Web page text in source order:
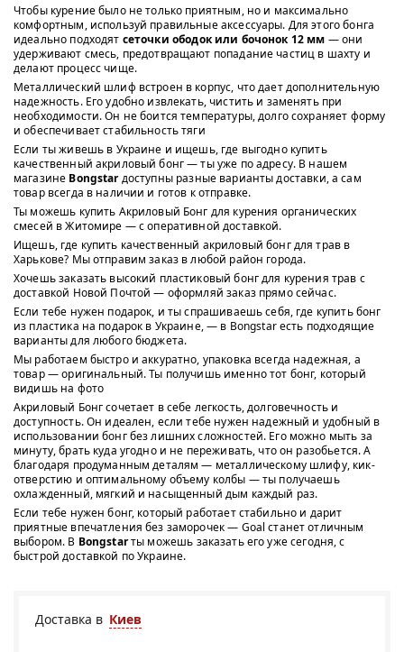
Чтобы курение было не только приятным, но и максимально
комфортным, используй правильные аксессуары. Для этого бонга
идеально подходят сеточки ободок или бочонок 12 мм — они
удерживают смесь, предотвращают попадание частиц в шахту и
делают процесс чище.
Металлический шлиф встроен в корпус, что дает дополнительную
надежность. Его удобно извлекать, чистить и заменять при
необходимости. Он не боится температуры, долго сохраняет форму
и обеспечивает стабильность тяги
Если ты живешь в Украине и ищешь, где выгодно купить
качественный акриловый бонг — ты уже по адресу. В нашем
магазине Bongstarдоступны разные варианты доставки, а сам
товар всегда в наличии и готов к отправке.
Ты можешь купить Акриловый Бонг для курения органических
смесей в Житомире — с оперативной доставкой.
Ищешь, где купить качественный акриловый бонг для трав в
Харькове? Мы отправим заказ в любой район города.
Хочешь заказать высокий пластиковый бонг для курения трав с
доставкой Новой Почтой — оформляй заказ прямо сейчас.
Если тебе нужен подарок, и ты спрашиваешь себя, где купить бонг
из пластика на подарок в Украине, — в Bongstar есть подходящие
варианты для любого бюджета.
Мы работаем быстро и аккуратно, упаковка всегда надежная, а
товар — оригинальный. Ты получишь именно тот бонг, который
видишь на фото
Акриловый Бонг сочетает в себе легкость, долговечность и
доступность. Он идеален, если тебе нужен надежный и удобный в
использовании бонг без лишних сложностей. Его можно мыть за
минуту, брать куда угодно и не переживать, что он разобьется. А
благодаря продуманным деталям — металлическому шлифу, кик-
отверстию и оптимальному объему колбы — ты получаешь
охлажденный, мягкий и насыщенный дым каждый раз.
Если тебе нужен бонг, который работает стабильно и дарит
приятные впечатления без заморочек — Goal станет отличным
выбором. В Bongstarты можешь заказать его уже сегодня, с
быстрой доставкой по Украине.
Доставка в Киев